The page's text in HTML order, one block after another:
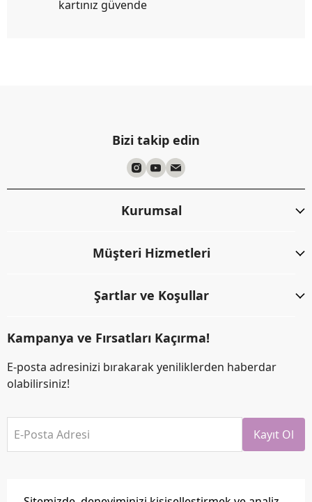
kartınız güvende
Bizi takip edin
Kurumsal
Müşteri Hizmetleri
Şartlar ve Koşullar
Kampanya ve Fırsatları Kaçırma!
E-posta adresinizi bırakarak yeniliklerden haberdar
olabilirsiniz!
E-Posta Adresi Kayıt Ol